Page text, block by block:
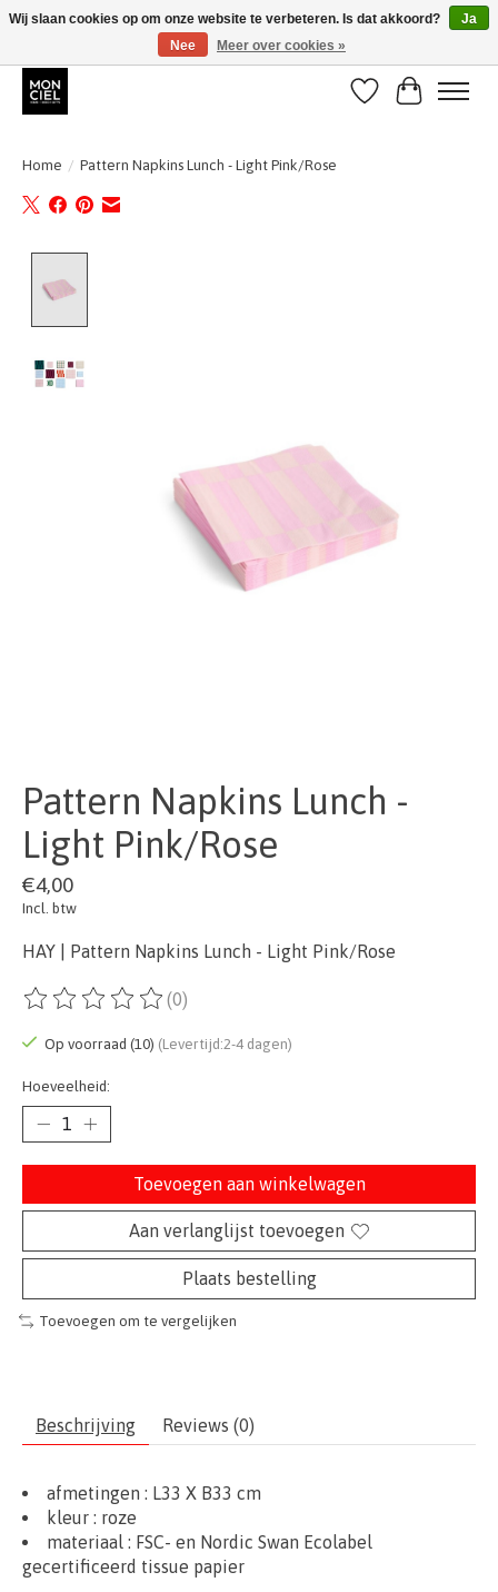
BE + NL : GRATIS VERZENDING van 31/07 t;e.m. 17/8
Verlanglijst
Home / Pattern Napkins Lunch - Light Pink/Rose
Pattern Napkins Lunch -
Light Pink/Rose
€4,00
Incl. btw
HAY | Pattern Napkins Lunch - Light Pink/Rose
De beoordeling van dit product is
(0)
Op voorraad (10) (Levertijd:2-4 dagen)
Hoeveelheid:
Toevoegen aan winkelwagen
Aan verlanglijst toevoegen
Plaats bestelling
Toevoegen om te vergelijken
Beschrijving Reviews (0)
afmetingen : L33 X B33 cm
kleur : roze
materiaal : FSC- en Nordic Swan Ecolabel
gecertificeerd tissue papier
Wij slaan cookies op om onze website te verbeteren. Is dat akkoord?
Ja
Nee
Meer over cookies »